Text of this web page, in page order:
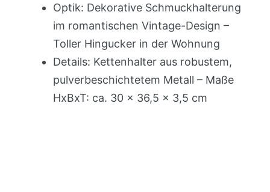
Optik: Dekorative Schmuckhalterung
im romantischen Vintage-Design –
Toller Hingucker in der Wohnung
Details: Kettenhalter aus robustem,
pulverbeschichtetem Metall – Maße
HxBxT: ca. 30 x 36,5 x 3,5 cm